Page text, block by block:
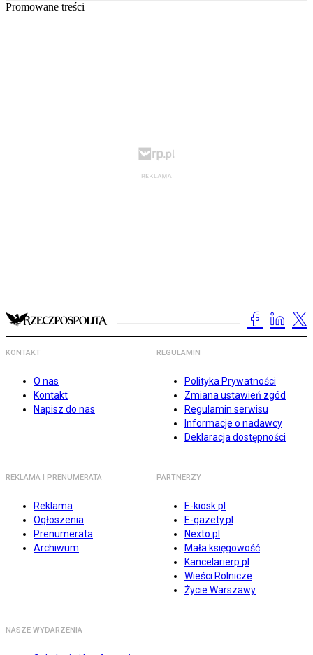
Promowane treści
KONTAKT
O nas
Kontakt
Napisz do nas
REGULAMIN
Polityka Prywatności
Zmiana ustawień zgód
Regulamin serwisu
Informacje o nadawcy
Deklaracja dostępności
REKLAMA I PRENUMERATA
Reklama
Ogłoszenia
Prenumerata
Archiwum
PARTNERZY
E-kiosk.pl
E-gazety.pl
Nexto.pl
Mała księgowość
Kancelarierp.pl
Wieści Rolnicze
Życie Warszawy
NASZE WYDARZENIA